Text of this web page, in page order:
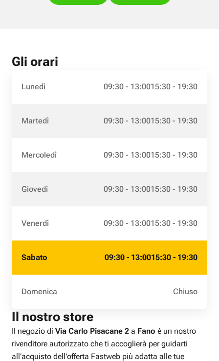
Gli orari
Lunedì 09:30 - 13:0015:30 - 19:30
Martedì 09:30 - 13:0015:30 - 19:30
Mercoledì 09:30 - 13:0015:30 - 19:30
Giovedì 09:30 - 13:0015:30 - 19:30
Venerdì 09:30 - 13:0015:30 - 19:30
Sabato 09:30 - 13:0015:30 - 19:30
Domenica Chiuso
Il nostro store
Il negozio di Via Carlo Pisacane 2 a Fano è un nostro
rivenditore autorizzato che ti accoglierà per guidarti
all’acquisto dell'offerta Fastweb più adatta alle tue